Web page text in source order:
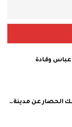
عباس وقادة
الحصار عن مدينة…